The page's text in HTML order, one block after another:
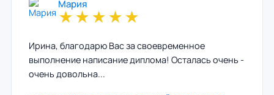
Мария
★★★★★
Ирина, благодарю Вас за своевременное
выполнение написание диплома! Осталась очень -
очень довольна...